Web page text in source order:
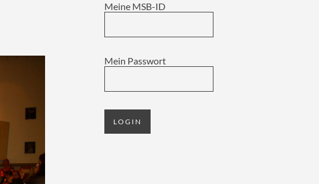
Meine MSB-ID
Mein Passwort